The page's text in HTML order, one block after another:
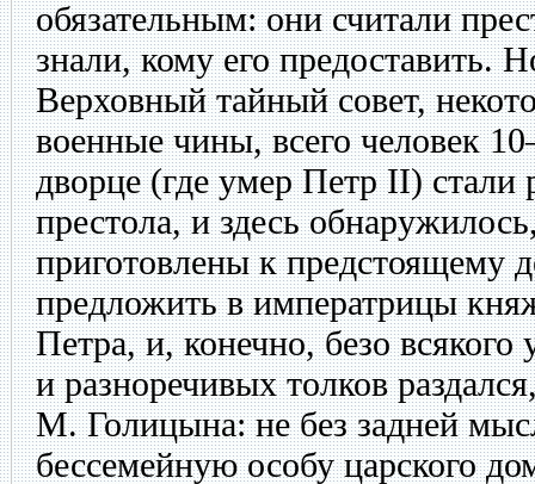
обязательным: они считали
знали, кому его предоставить.
Верховный тайный совет,
военные чины, всего человек
дворце (где умер Петр II) стали
престола, и здесь
приготовлены к предстоящему
предложить в императрицы
Петра, и, конечно, безо
и разноречивых толков
М. Голицына: не без задней
бессемейную особу царского